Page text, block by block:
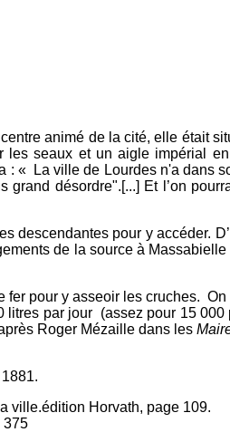
animé de la cité, elle était
seaux et un aigle impérial
« La ville de Lourdes n'a dans
désordre".[...] Et l’on
descendantes pour y accéder.
de la source à
pour y asseoir les cruches.
par jour (assez pour 15
Roger Mézaille dans les
ville.édition Horvath, page 109.
375